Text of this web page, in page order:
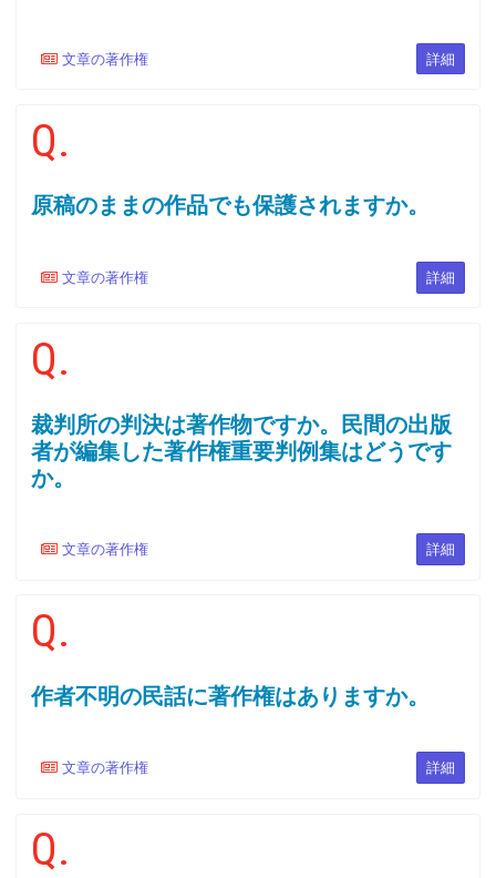
文章の著作権 詳細
Q.
原稿のままの作品でも保護されますか。
文章の著作権 詳細
Q.
裁判所の判決は著作物ですか。民間の出版
者が編集した著作権重要判例集はどうです
か。
文章の著作権 詳細
Q.
作者不明の民話に著作権はありますか。
文章の著作権 詳細
Q.